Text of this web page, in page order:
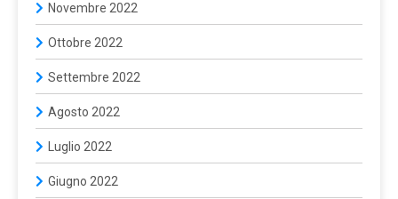
Novembre 2022
Ottobre 2022
Settembre 2022
Agosto 2022
Luglio 2022
Giugno 2022